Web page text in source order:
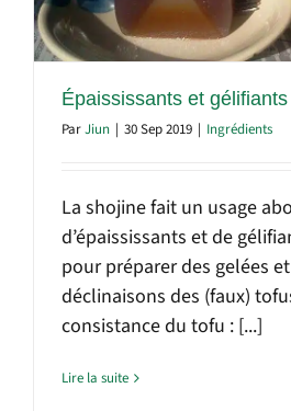
Épaississants et gélifiants
ParJiun | 30 Sep 2019 | Ingrédients
La shojine fait un usage
d’épaississants et de
pour préparer des gelées
déclinaisons des (faux)
consistance du tofu : [...]
Lire la suite